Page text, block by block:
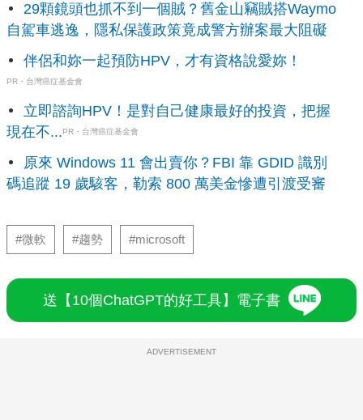
29顆鏡頭也抓不到一個賊？舊金山竊賊搭Waymo
自駕車逃逸，隱私保護政策竟成警方辦案最大阻礙
伴侶和妳一起預防HPV，才有資格說愛妳！
PR・台灣癌症基金會
立即諮詢HPV！是對自己健康最好的投資，把握
現在不...PR・台灣癌症基金會
原來 Windows 11 會出賣你？FBI 靠 GDID 識別
碼追蹤 19 歲駭客，勒索 800 萬美金慘遭引渡受審
#微軟 #趨勢 #microsoft
送【10個ChatGPT的好工具】電子書
ADVERTISEMENT